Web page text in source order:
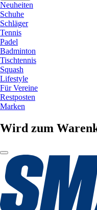
Neuheiten
Schuhe
Schläger
Tennis
Padel
Badminton
Tischtennis
Squash
Lifestyle
Für Vereine
Restposten
Marken
Wird zum